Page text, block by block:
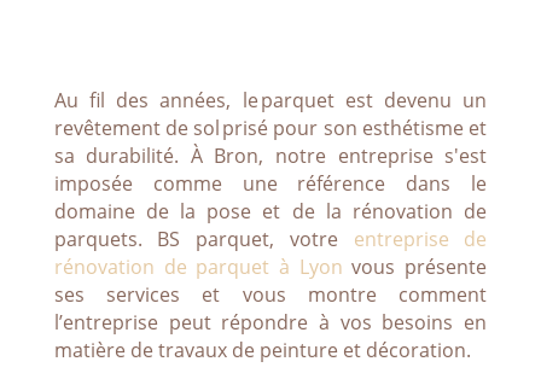
Au fil des années, le parquet est devenu un
revêtement de sol prisé pour son esthétisme et
sa durabilité. À Bron, notre entreprise s'est
imposée comme une référence dans le
domaine de la pose et de la rénovation de
parquets. BS parquet, votre entreprise de
rénovation de parquet à Lyon vous présente
ses services et vous montre comment
l’entreprise peut répondre à vos besoins en
matière de travaux de peinture et décoration.